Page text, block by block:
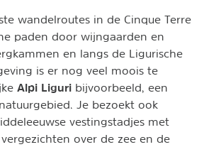
wandelroutes in de Cinque Terre
paden door wijngaarden en
en langs de Ligurische
is er nog veel moois te
Alpi Liguri bijvoorbeeld, een
Je bezoekt ook
vestingstadjes met
over de zee en de